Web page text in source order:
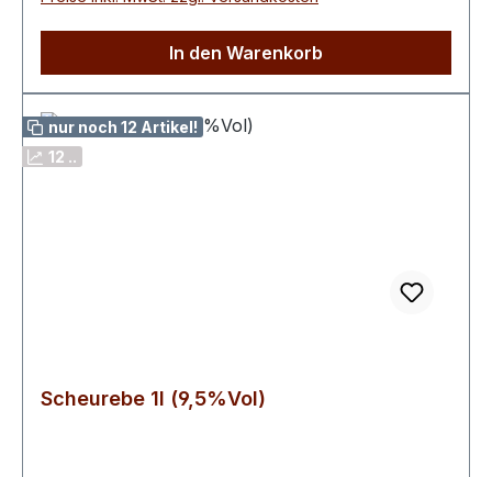
Lesegut.
In den Warenkorb
nur noch 12 Artikel!
12 ..
Scheurebe 1l (9,5%Vol)